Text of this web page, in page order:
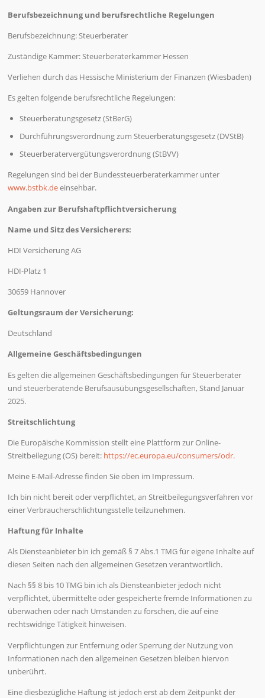
Berufsbezeichnung und berufsrechtliche Regelungen
Berufsbezeichnung: Steuerberater
Zuständige Kammer: Steuerberaterkammer Hessen
Verliehen durch das Hessische Ministerium der Finanzen (Wiesbaden)
Es gelten folgende berufsrechtliche Regelungen:
Steuerberatungsgesetz (StBerG)
Durchführungsverordnung zum Steuerberatungsgesetz (DVStB)
Steuerberatervergütungsverordnung (StBVV)
Regelungen sind bei der Bundessteuerberaterkammer unter
www.bstbk.deeinsehbar.
Angaben zur Berufshaftpflichtversicherung
Name und Sitz des Versicherers:
HDI Versicherung AG
HDI-Platz 1
30659 Hannover
Geltungsraum der Versicherung:
Deutschland
Allgemeine Geschäftsbedingungen
Es gelten die allgemeinen Geschäftsbedingungen für Steuerberater
und steuerberatende Berufsausübungsgesellschaften, Stand Januar
2025.
Streitschlichtung
Die Europäische Kommission stellt eine Plattform zur Online-
Streitbeilegung (OS) bereit: https://ec.europa.eu/consumers/odr.
Meine E-Mail-Adresse finden Sie oben im Impressum.
Ich bin nicht bereit oder verpflichtet, an Streitbeilegungsverfahren vor
einer Verbraucherschlichtungsstelle teilzunehmen.
Haftung für Inhalte
Als Diensteanbieter bin ich gemäß § 7 Abs.1 TMG für eigene Inhalte auf
diesen Seiten nach den allgemeinen Gesetzen verantwortlich.
Nach §§ 8 bis 10 TMG bin ich als Diensteanbieter jedoch nicht
verpflichtet, übermittelte oder gespeicherte fremde Informationen zu
überwachen oder nach Umständen zu forschen, die auf eine
rechtswidrige Tätigkeit hinweisen.
Verpflichtungen zur Entfernung oder Sperrung der Nutzung von
Informationen nach den allgemeinen Gesetzen bleiben hiervon
unberührt.
Eine diesbezügliche Haftung ist jedoch erst ab dem Zeitpunkt der